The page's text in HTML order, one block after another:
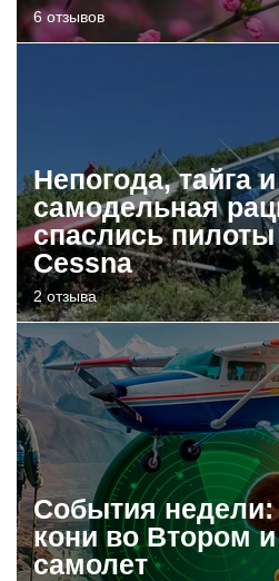
6 отзывов
Непогода, тайга и
самодельная
спаслись
Cessna
2 отзыва
События
кони во Втором
самолет